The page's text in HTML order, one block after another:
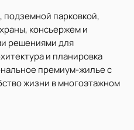
парковкой,
консьержем и
решениями для
и планировка
премиум-жилье с
жизни в многоэтажном